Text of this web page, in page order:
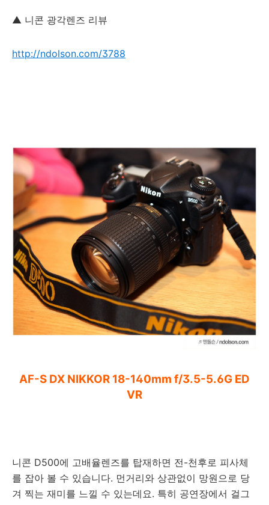
▲ 니콘 광각렌즈 리뷰
http://ndolson.com/3788
AF-S DX NIKKOR 18-140mm f/3.5-5.6G ED
VR
니콘 D500에 고배율렌즈를 탑재하면 전-천후로 피사체
를 잡아 볼 수 있습니다. 먼거리와 상관없이 망원으로 당
겨 찍는 재미를 느낄 수 있는데요. 특히 공연장에서 걸그